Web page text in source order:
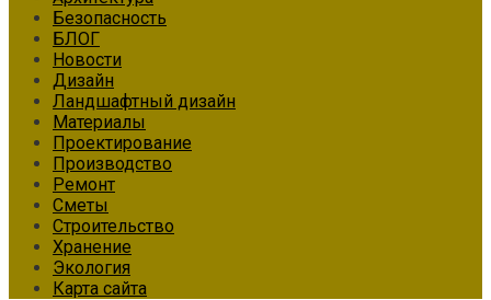
Безопасность
БЛОГ
Новости
Дизайн
Ландшафтный дизайн
Материалы
Проектирование
Производство
Ремонт
Сметы
Строительство
Хранение
Экология
Карта сайта